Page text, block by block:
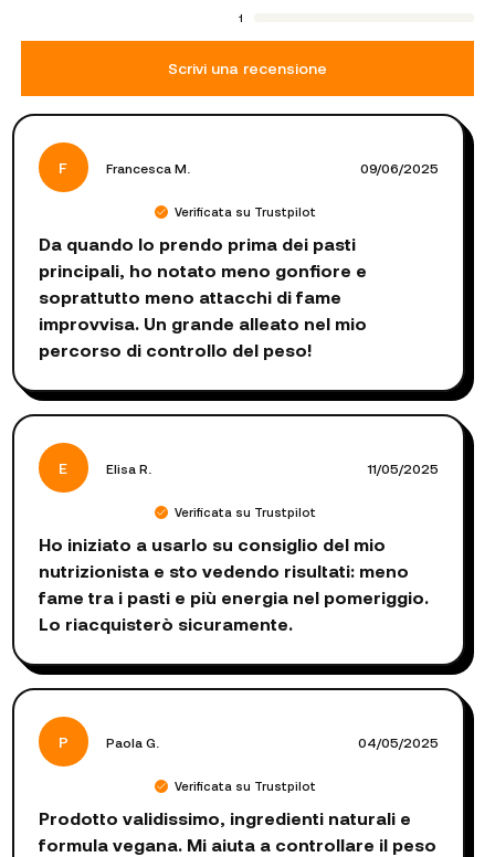
1
Scrivi una recensione
F Francesca M. 09/06/2025
Verificata su Trustpilot
Da quando lo prendo prima dei pasti
principali, ho notato meno gonfiore e
soprattutto meno attacchi di fame
improvvisa. Un grande alleato nel mio
percorso di controllo del peso!
E Elisa R. 11/05/2025
Verificata su Trustpilot
Ho iniziato a usarlo su consiglio del mio
nutrizionista e sto vedendo risultati: meno
fame tra i pasti e più energia nel pomeriggio.
Lo riacquisterò sicuramente.
P Paola G. 04/05/2025
Verificata su Trustpilot
Prodotto validissimo, ingredienti naturali e
formula vegana. Mi aiuta a controllare il peso